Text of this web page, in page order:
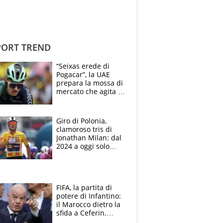
TREND
“Seixas erede di
Pogacar”, la UAE
prepara la mossa di
mercato che agita la
a Burgos
Giro di Polonia,
clamoroso tris di
Jonathan Milan: dal
2024 a oggi solo
FIFA, la partita di
potere di Infantino:
il Marocco dietro la
sfida a Ceferin.